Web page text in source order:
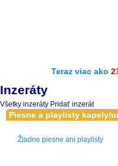
Teraz viac ako
Inzeráty
Všetky inzeráty Pridať inzerát
Piesne a playlisty kapely/
Žiadne piesne ani playlisty